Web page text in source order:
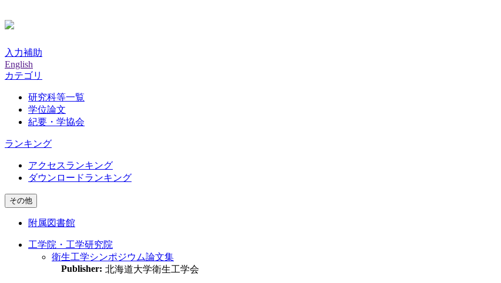
入力補助
English
カテゴリ
研究科等一覧
学位論文
紀要・学協会
ランキング
アクセスランキング
ダウンロードランキング
その他
附属図書館
工学院・工学研究院
衛生工学シンポジウム論文集
Publisher: 北海道大学衛生工学会